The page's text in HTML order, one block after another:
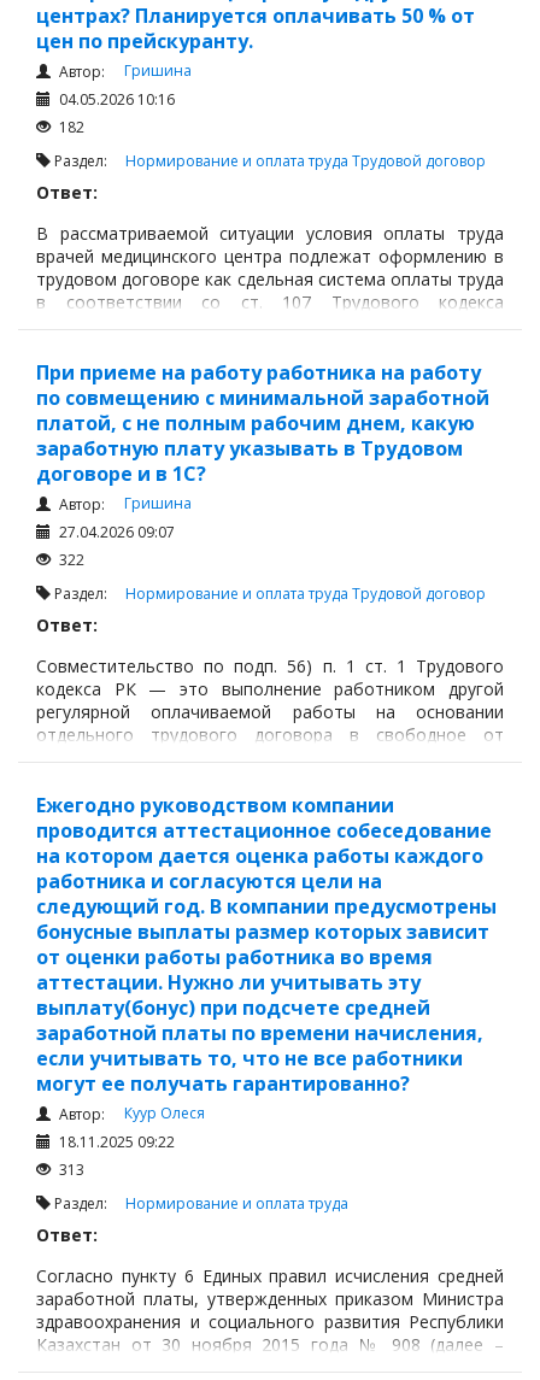
центрах? Планируется оплачивать 50 % от
цен по прейскуранту.
Автор:
Гришина
04.05.2026 10:16
182
Раздел: Нормирование и оплата труда Трудовой договор
Ответ:
В рассматриваемой ситуации условия оплаты труда
врачей медицинского центра подлежат оформлению в
трудовом договоре как сдельная система оплаты труда
в соответствии со ст. 107 Трудового кодекса
Республики Казахстан.
При приеме на работу работника на работу
по совмещению с минимальной заработной
платой, с не полным рабочим днем, какую
заработную плату указывать в Трудовом
договоре и в 1С?
Автор:
Гришина
27.04.2026 09:07
322
Раздел: Нормирование и оплата труда Трудовой договор
Ответ:
Совместительство по подп. 56) п. 1 ст. 1 Трудового
кодекса РК — это выполнение работником другой
регулярной оплачиваемой работы на основании
отдельного трудового договора в свободное от
основной работы время, при этом такая работа
может осуществляться у одного или нескольких
работодателей.
Ежегодно руководством компании
проводится аттестационное собеседование
на котором дается оценка работы каждого
работника и согласуются цели на
следующий год. В компании предусмотрены
бонусные выплаты размер которых зависит
от оценки работы работника во время
аттестации. Нужно ли учитывать эту
выплату(бонус) при подсчете средней
заработной платы по времени начисления,
если учитывать то, что не все работники
могут ее получать гарантированно?
Автор:
Куур Олеся
18.11.2025 09:22
313
Раздел: Нормирование и оплата труда
Ответ:
Согласно пункту 6 Единых правил исчисления средней
заработной платы, утвержденных приказом Министра
здравоохранения и социального развития Республики
Казахстан от 30 ноября 2015 года № 908 (далее –
Правила), при исчислении средней заработной платы